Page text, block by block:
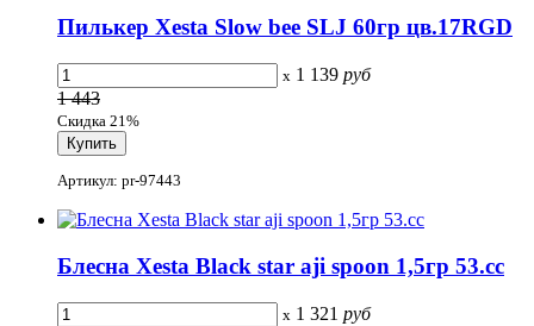
Пилькер Xesta Slow bee SLJ 60гр цв.17RGD
x 1 139 руб
1 443
Скидка 21%
Артикул: pr-97443
Блесна Xesta Black star aji spoon 1,5гр 53.cc
x 1 321 руб